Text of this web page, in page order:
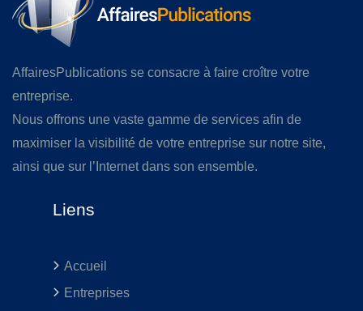
AffairesPublications se consacre à faire croître votre
entreprise.
Nous offrons une vaste gamme de services afin de
maximiser la visibilité de votre entreprise sur notre site,
ainsi que sur l’Internet dans son ensemble.
Liens
Accueil
Entreprises